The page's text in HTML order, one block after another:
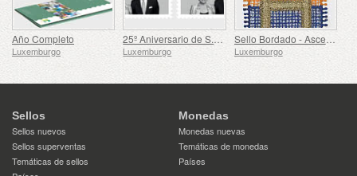
Año Completo
Luxemburgo
25º Aniversario de S.A.R. el Gran Duque
Luxemburgo
Sello Bordado - Ascenso de Enrique al Trono
Luxemburgo
Sellos
Sellos nuevos
Sellos superventas
Temáticas de sellos
Monedas
Monedas nuevas
Temáticas de monedas
Países